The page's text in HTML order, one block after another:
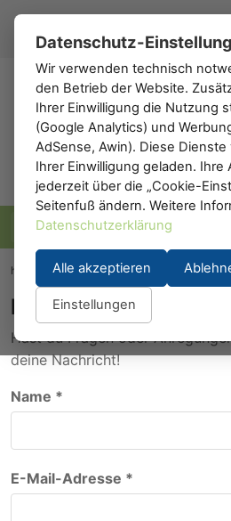
h0
h0.eu Kontakt
Kontakt
Hast du Fragen oder
deine Nachricht!
Name *
E-Mail-Adresse *
Datenschutz-
Wir verwenden technisch
den Betrieb der Website.
Ihrer Einwilligung die Nutzung
(Google Analytics) und
AdSense, Awin). Diese
Ihrer Einwilligung geladen. Ihre
jederzeit über die „Cookie-
Seitenfuß ändern. Weitere
Datenschutzerklärung
Alle akzeptieren
Einstellungen